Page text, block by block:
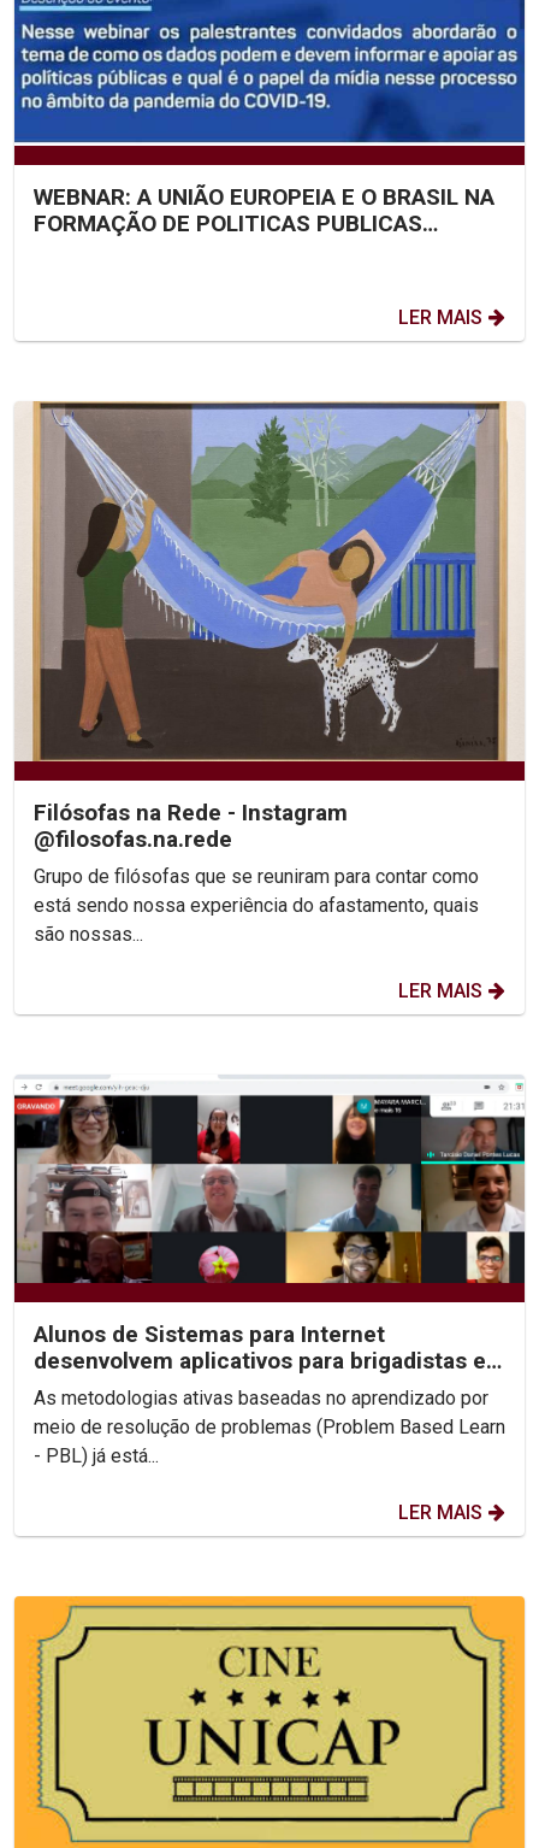
WEBNAR: A UNIÃO EUROPEIA E O BRASIL NA
FORMAÇÃO DE POLITICAS PUBLICAS
LER MAIS
Filósofas na Rede - Instagram
@filosofas.na.rede
Grupo de filósofas que se reuniram para contar como
está sendo nossa experiência do afastamento, quais
são nossas...
LER MAIS
Alunos de Sistemas para Internet
desenvolvem aplicativos para brigadistas e
usuários da Unicap
As metodologias ativas baseadas no aprendizado por
meio de resolução de problemas (Problem Based Learn
- PBL) já está...
LER MAIS